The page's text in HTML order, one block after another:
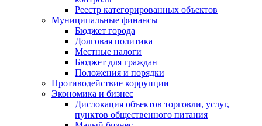
Реестр категорированных объектов
Муниципальные финансы
Бюджет города
Долговая политика
Местные налоги
Бюджет для граждан
Положения и порядки
Противодействие коррупции
Экономика и бизнес
Дислокация объектов торговли, услуг,
пунктов общественного питания